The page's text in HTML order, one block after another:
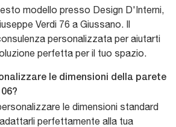
modello presso Design D'Interni,
Verdi 76 a Giussano. Il
personalizzata per aiutarti
perfetta per il tuo spazio.
le dimensioni della parete
le dimensioni standard
perfettamente alla tua